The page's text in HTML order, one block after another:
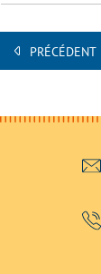
PRÉCÉDENT